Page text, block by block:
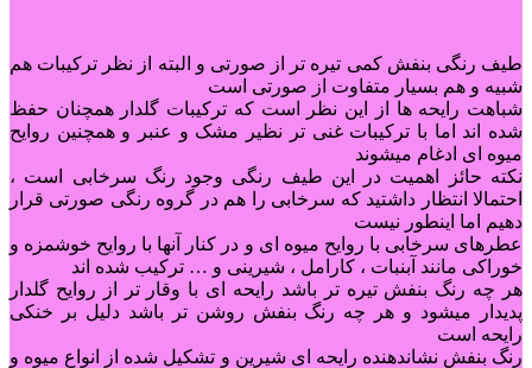
طیف رنگی بنفش کمی تیره تر از صورتی و البته از نظر ترکیبات هم
شبیه و‌ هم بسیار متفاوت از صورتی است
‌‌‌شباهت رایحه ها از این نظر است که ترکیبات گلدار همچنان حفظ
شده اند اما با ترکیبات غنی تر نظیر مشک‌ و‌ عنبر و همچنین روایح
میوه ای ادغام میشوند
‌‌نکته حائز اهمیت در این طیف رنگی وجود رنگ سرخابی است ،
احتمالا انتظار داشتید که سرخابی را هم در گروه رنگی صورتی قرار
دهیم اما اینطور نیست
‌‌عطرهای سرخابی با روایح میوه ای و در کنار آنها با روایح خوشمزه و
خوراکی مانند آبنبات ، کارامل ، شیرینی و … ترکیب شده اند
‌‌‌هر چه رنگ بنفش تیره تر باشد رایحه ای با وقار تر از روایح گلدار
پدیدار میشود و هر چه رنگ بنفش روشن تر باشد دلیل بر خنکی
رایحه است
‌‌‌‌‌‌رنگ بنفش نشاندهنده رایحه ای شیرین و تشکیل شده از انواع میوه و